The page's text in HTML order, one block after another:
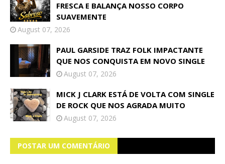
FRESCA E BALANÇA NOSSO CORPO
SUAVEMENTE
August 07, 2026
PAUL GARSIDE TRAZ FOLK IMPACTANTE
QUE NOS CONQUISTA EM NOVO SINGLE
August 07, 2026
MICK J CLARK ESTÁ DE VOLTA COM SINGLE
DE ROCK QUE NOS AGRADA MUITO
August 07, 2026
POSTAR UM COMENTÁRIO